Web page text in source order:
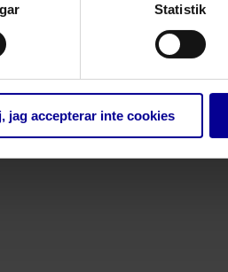
Statistik
jag accepterar inte cookies
produkter